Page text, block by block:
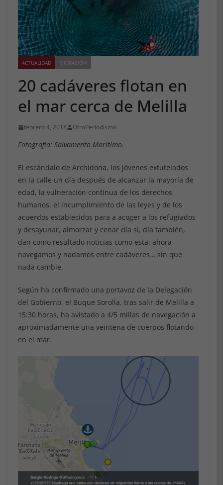
ACTUALIDAD MIGRACIÓN
20 cadáveres flotan en
el mar cerca de Melilla
febrero 4, 2018 OtroPeriodismo
Fotografía: Salvamento Marítimo.
El escándalo de Archidona, los jóvenes extutelados
en la calle un día después de alcanzar la mayoría de
edad, la vulneración continua de los derechos
humanos, el incumplimiento de las leyes y de los
acuerdos establecidos para a acoger a los refugiados
y desayunar, almorzar y cenar día sí, día también,
dan como resultado noticias como esta: ahora
navegamos y nadamos entre cadáveres… sin que
nada cambie.
Según ha confirmado una portavoz de la Delegación
del Gobierno, el Buque Sorolla, tras salir de Melilla a
15:30 horas, ha avistado a 4/5 millas de navegación a
aproximadamente una veintena de cuerpos flotando
en el mar.